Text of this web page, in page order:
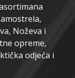
Noževa i
opreme,
odjeća i